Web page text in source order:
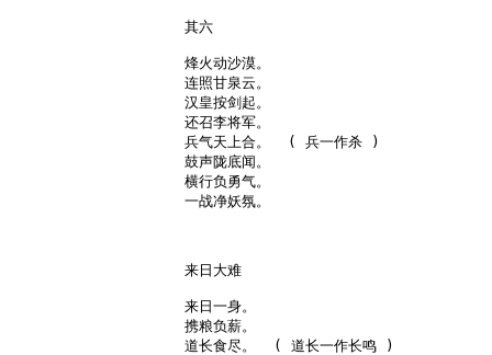
其六
烽火动沙漠。
连照甘泉云。
汉皇按剑起。
还召李将军。
兵气天上合。  ( 兵一作杀 )
鼓声陇底闻。
横行负勇气。
一战净妖氛。
来日大难
来日一身。
携粮负薪。
道长食尽。  ( 道长一作长鸣 )